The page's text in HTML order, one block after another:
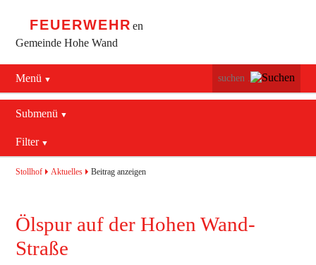
FEUERWEHR en
Gemeinde Hohe Wand
Menü
Navigation
überspringen
Netting
Submenü
überspringen
Aktuelles
Mannschaft
Ausrüstung
Feuerwehrhaus
Termine
Filter
2016
2018
2019
Stollhof Aktuelles Beitrag anzeigen
Ölspur auf der Hohen Wand-
Straße